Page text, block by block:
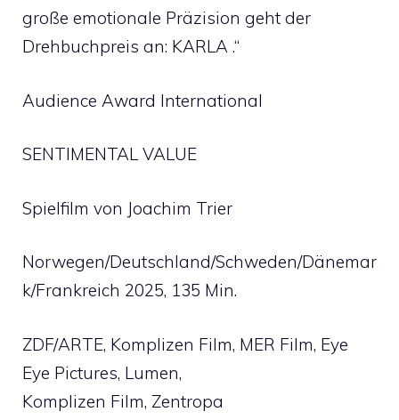
große emotionale Präzision geht der
Drehbuchpreis an: KARLA .“
Audience Award International
SENTIMENTAL VALUE
Spielfilm von Joachim Trier
Norwegen/Deutschland/Schweden/Dänemar
k/Frankreich 2025, 135 Min.
ZDF/ARTE, Komplizen Film, MER Film, Eye
Eye Pictures, Lumen,
Komplizen Film, Zentropa